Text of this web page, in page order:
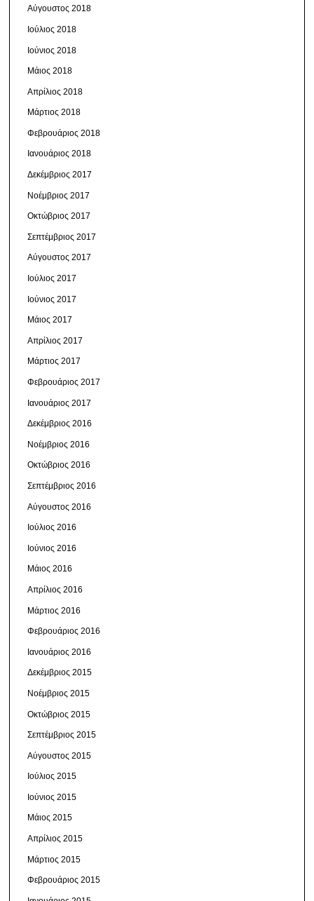
Αύγουστος 2018
Ιούλιος 2018
Ιούνιος 2018
Μάιος 2018
Απρίλιος 2018
Μάρτιος 2018
Φεβρουάριος 2018
Ιανουάριος 2018
Δεκέμβριος 2017
Νοέμβριος 2017
Οκτώβριος 2017
Σεπτέμβριος 2017
Αύγουστος 2017
Ιούλιος 2017
Ιούνιος 2017
Μάιος 2017
Απρίλιος 2017
Μάρτιος 2017
Φεβρουάριος 2017
Ιανουάριος 2017
Δεκέμβριος 2016
Νοέμβριος 2016
Οκτώβριος 2016
Σεπτέμβριος 2016
Αύγουστος 2016
Ιούλιος 2016
Ιούνιος 2016
Μάιος 2016
Απρίλιος 2016
Μάρτιος 2016
Φεβρουάριος 2016
Ιανουάριος 2016
Δεκέμβριος 2015
Νοέμβριος 2015
Οκτώβριος 2015
Σεπτέμβριος 2015
Αύγουστος 2015
Ιούλιος 2015
Ιούνιος 2015
Μάιος 2015
Απρίλιος 2015
Μάρτιος 2015
Φεβρουάριος 2015